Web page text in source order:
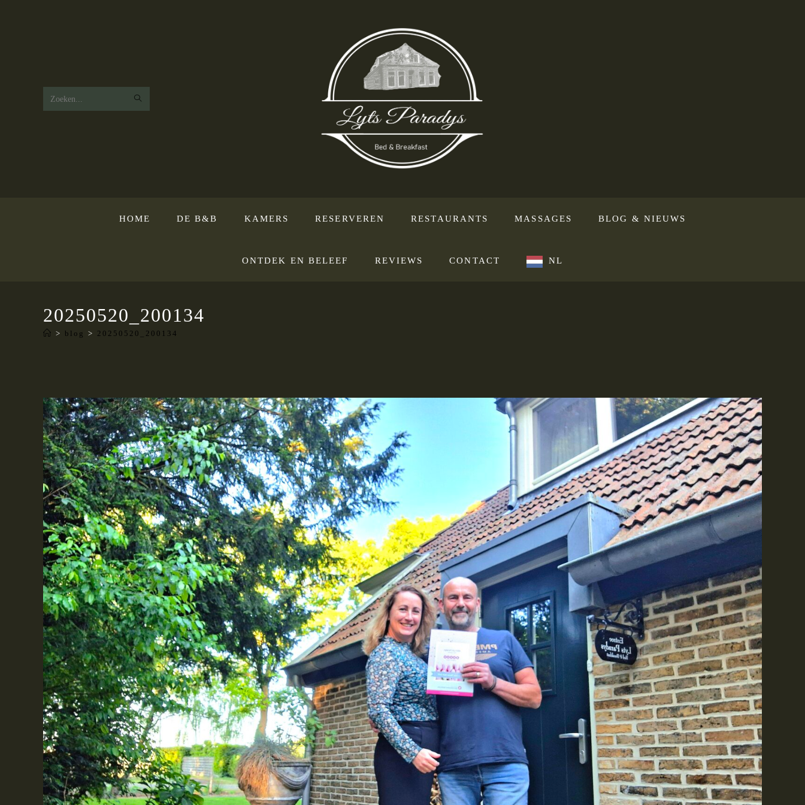
Zoek
HOME DE B&B KAMERS RESERVEREN RESTAURANTS MASSAGES BLOG & NIEUWS
ONTDEK EN BELEEF REVIEWS CONTACT NL
20250520_200134
> blog > 20250520_200134